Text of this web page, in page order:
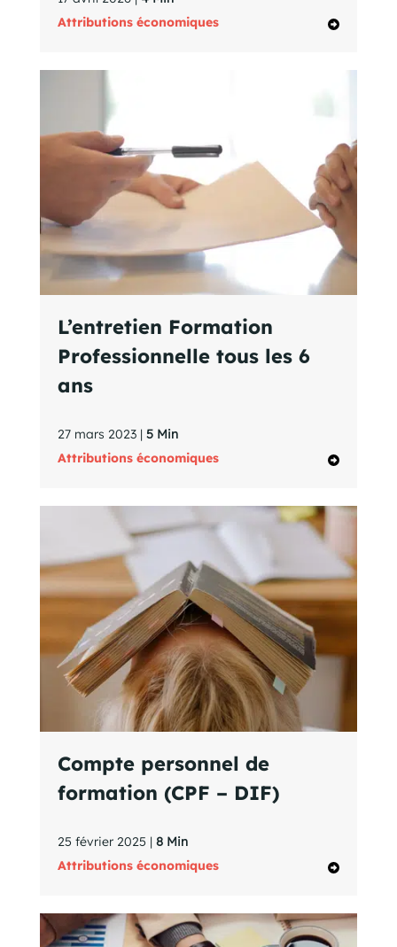
Attributions économiques
L’entretien Formation
Professionnelle tous les 6
ans
27 mars 2023 | 5 Min
Attributions économiques
Compte personnel de
formation (CPF – DIF)
25 février 2025 | 8 Min
Attributions économiques